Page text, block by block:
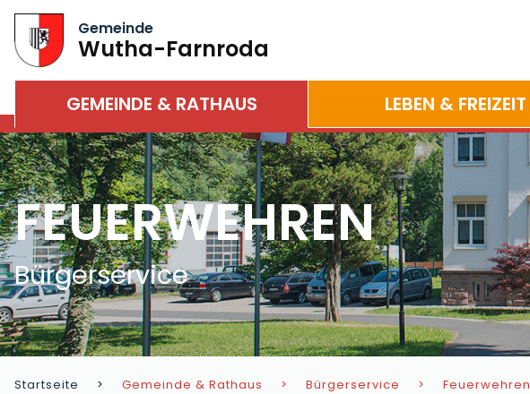
Gemeinde
Wutha-Farnroda
GEMEINDE & RATHAUS LEBEN & FREIZEIT
FEUERWEHREN
Bürgerservice
Startseite Gemeinde & Rathaus Bürgerservice Feuerwehren